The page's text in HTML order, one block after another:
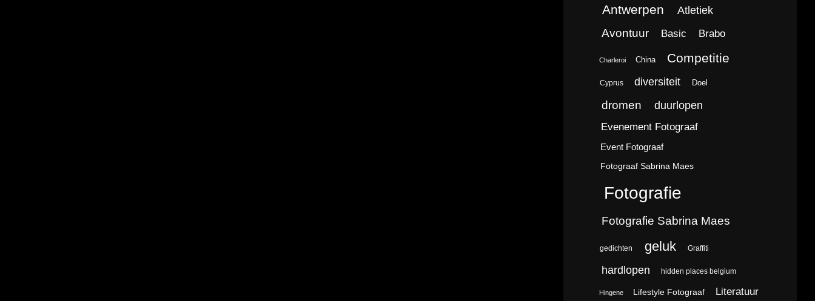
Antwerpen Atletiek
Avontuur Basic Brabo
Charleroi China Competitie
Cyprus diversiteit Doel
dromen duurlopen
Evenement Fotograaf
Event Fotograaf
Fotograaf Sabrina Maes
Fotografie
Fotografie Sabrina Maes
gedichten geluk Graffiti
hardlopen hidden places belgium
Hingene Lifestyle Fotograaf Literatuur